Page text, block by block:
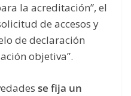
la acreditación”, el
de accesos y
de declaración
objetiva”.
se fija un